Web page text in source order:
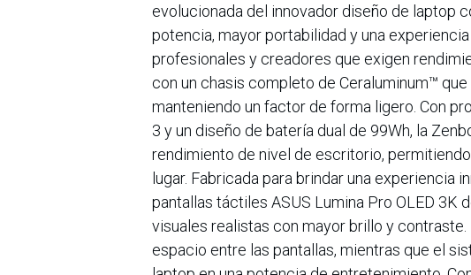
evolucionada del innovador diseño de laptop
potencia, mayor portabilidad y una
profesionales y creadores que exigen
con un chasis completo de Ceraluminum™
manteniendo un factor de forma ligero. Con
3 y un diseño de batería dual de 99Wh, la
rendimiento de nivel de escritorio,
lugar. Fabricada para brindar una experiencia
pantallas táctiles ASUS Lumina Pro OLED 3K
visuales realistas con mayor brillo y
espacio entre las pantallas, mientras que el